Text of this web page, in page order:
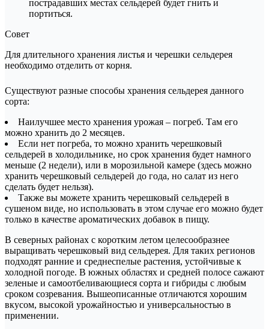
пострадавших местах сельдерей будет гнить и
портиться.
Совет
Для длительного хранения листья и черешки сельдерея
необходимо отделить от корня.
Существуют разные способы хранения сельдерея данного
сорта:
Наилучшее место хранения урожая – погреб. Там его
можно хранить до 2 месяцев.
Если нет погреба, то можно хранить черешковый
сельдерей в холодильнике, но срок хранения будет намного
меньше (2 недели), или в морозильной камере (здесь можно
хранить черешковый сельдерей до года, но салат из него
сделать будет нельзя).
Также вы можете хранить черешковый сельдерей в
сушеном виде, но использовать в этом случае его можно будет
только в качестве ароматических добавок в пищу.
В северных районах с коротким летом целесообразнее
выращивать черешковый вид сельдерея. Для таких регионов
подходят ранние и среднеспелые растения, устойчивые к
холодной погоде. В южных областях и средней полосе сажают
зеленые и самоотбеливающиеся сорта и гибриды с любым
сроком созревания. Вышеописанные отличаются хорошим
вкусом, высокой урожайностью и универсальностью в
применении.